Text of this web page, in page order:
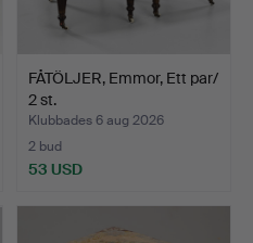
FÅTÖLJER, Emmor, Ett par/
2 st.
Klubbades 6 aug 2026
2 bud
53 USD